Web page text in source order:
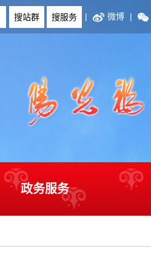
| 微博 |
政务服务